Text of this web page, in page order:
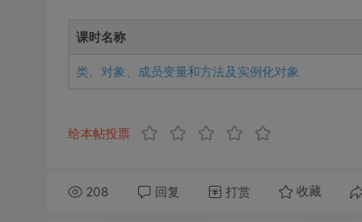
课时名称
类、对象、成员变量和方法及实例化对象
给本帖投票
208 回复 打赏 收藏